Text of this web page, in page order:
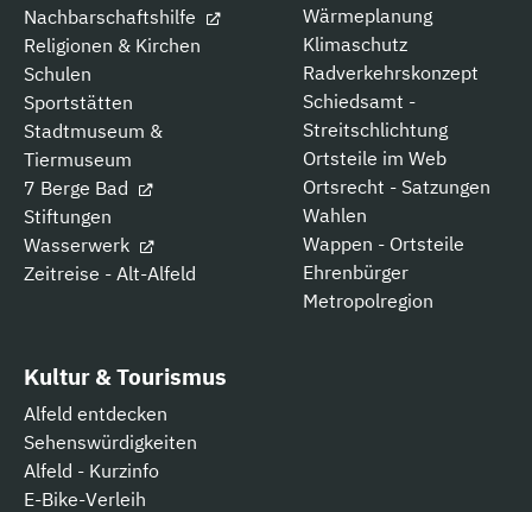
Nachbarschaftshilfe
Religionen & Kirchen
Schulen
Sportstätten
Stadtmuseum &
Tiermuseum
7 Berge Bad
Stiftungen
Wasserwerk
Zeitreise - Alt-Alfeld
Wärmeplanung
Klimaschutz
Radverkehrskonzept
Schiedsamt -
Streitschlichtung
Ortsteile im Web
Ortsrecht - Satzungen
Wahlen
Wappen - Ortsteile
Ehrenbürger
Metropolregion
Kultur & Tourismus
Alfeld entdecken
Sehenswürdigkeiten
Alfeld - Kurzinfo
E-Bike-Verleih